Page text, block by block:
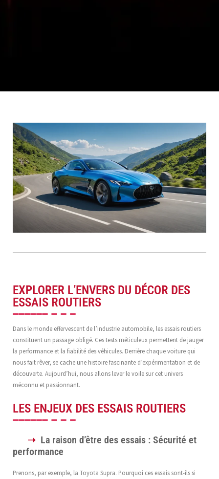
EXPLORER L’ENVERS DU DÉCOR DES
ESSAIS ROUTIERS
Dans le monde effervescent de l’industrie automobile, les essais routiers
constituent un passage obligé. Ces tests méticuleux permettent de jauger
la performance et la fiabilité des véhicules. Derrière chaque voiture qui
nous fait rêver, se cache une histoire fascinante d’expérimentation et de
découverte. Aujourd’hui, nous allons lever le voile sur cet univers
méconnu et passionnant.
LES ENJEUX DES ESSAIS ROUTIERS
La raison d’être des essais : Sécurité et
performance
Prenons, par exemple, la Toyota Supra. Pourquoi ces essais sont-ils si